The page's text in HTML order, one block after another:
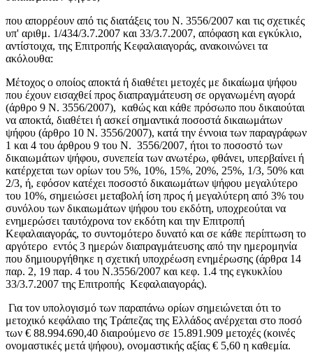
που απορρέουν από τις διατάξεις του Ν. 3556/2007 και τις σχετικές
υπ' αριθμ. 1/434/3.7.2007 και 33/3.7.2007, απόφαση και εγκύκλιο,
αντίστοιχα, της Επιτροπής Κεφαλαιαγοράς, ανακοινώνει τα
ακόλουθα:
Μέτοχος ο οποίος αποκτά ή διαθέτει μετοχές με δικαίωμα ψήφου
που έχουν εισαχθεί προς διαπραγμάτευση σε οργανωμένη αγορά
(άρθρο 9 Ν. 3556/2007), καθώς και κάθε πρόσωπο που δικαιούται
να αποκτά, διαθέτει ή ασκεί σημαντικά ποσοστά δικαιωμάτων
ψήφου (άρθρο 10 Ν. 3556/2007), κατά την έννοια των παραγράφων
1 και 4 του άρθρου 9 του Ν. 3556/2007, ήτοι το ποσοστό των
δικαιωμάτων ψήφου, συνεπεία των ανωτέρω, φθάνει, υπερβαίνει ή
κατέρχεται των ορίων του 5%, 10%, 15%, 20%, 25%, 1/3, 50% και
2/3, ή, εφόσον κατέχει ποσοστό δικαιωμάτων ψήφου μεγαλύτερο
του 10%, σημειώσει μεταβολή ίση προς ή μεγαλύτερη από 3% του
συνόλου των δικαιωμάτων ψήφου του εκδότη, υποχρεούται να
ενημερώσει ταυτόχρονα τον εκδότη και την Επιτροπή
Κεφαλαιαγοράς, το συντομότερο δυνατό και σε κάθε περίπτωση το
αργότερο εντός 3 ημερών διαπραγμάτευσης από την ημερομηνία
που δημιουργήθηκε η σχετική υποχρέωση ενημέρωσης (άρθρα 14
παρ. 2, 19 παρ. 4 του Ν.3556/2007 και κεφ. 1.4 της εγκυκλίου
33/3.7.2007 της Επιτροπής Κεφαλαιαγοράς).
Για τον υπολογισμό των παραπάνω ορίων σημειώνεται ότι το
μετοχικό κεφάλαιο της Τράπεζας της Ελλάδος ανέρχεται στο ποσό
των € 88.994.690,40 διαιρούμενο σε 15.891.909 μετοχές (κοινές
ονομαστικές μετά ψήφου), ονομαστικής αξίας € 5,60 η καθεμία.